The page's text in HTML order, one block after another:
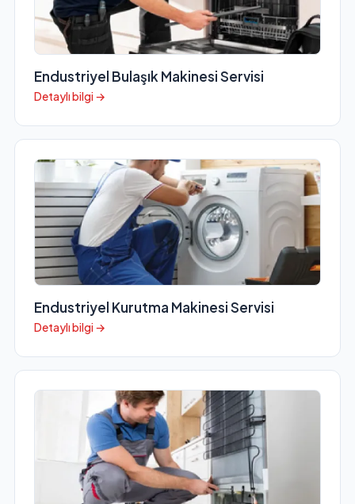
Endustriyel Bulaşık Makinesi Servisi
Detaylı bilgi →
Endustriyel Kurutma Makinesi Servisi
Detaylı bilgi →